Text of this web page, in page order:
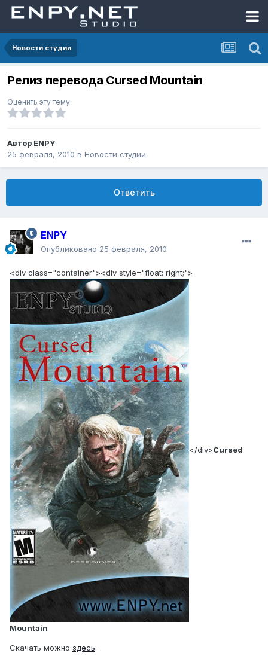
Новости студии
Релиз перевода Cursed Mountain
Оценить эту тему:
Автор ENPY
25 февраля, 2010 в Новости студии
Ответить
ENPY
Опубликовано 25 февраля, 2010
<div class="container"><div style="float: right;">
</div>Cursed
Mountain
Скачать можно здесь.